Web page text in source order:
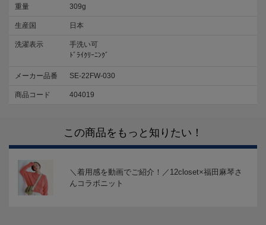
重量 309g
生産国 日本
洗濯表示
手洗い可
ﾄﾞﾗｲｸﾘｰﾆﾝｸﾞ
メーカー品番 SE-22FW-030
商品コード 404019
この商品をもっと知りたい！
＼着用感を動画でご紹介！／12closet×福田麻琴さ
んコラボニット